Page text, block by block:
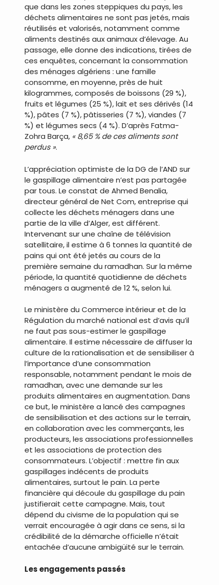
que dans les zones steppiques du pays, les
déchets alimentaires ne sont pas jetés, mais
réutilisés et valorisés, notamment comme
aliments destinés aux animaux d’élevage. Au
passage, elle donne des indications, tirées de
ces enquêtes, concernant la consommation
des ménages algériens : une famille
consomme, en moyenne, près de huit
kilogrammes, composés de boissons (29 %),
fruits et légumes (25 %), lait et ses dérivés (14
%), pâtes (7 %), pâtisseries (7 %), viandes (7
%) et légumes secs (4 %). D’après Fatma-
Zohra Barça, « 8,65 % de ces aliments sont
perdus ».
L’appréciation optimiste de la DG de l’AND sur
le gaspillage alimentaire n’est pas partagée
par tous. Le constat de Ahmed Benalia,
directeur général de Net Com, entreprise qui
collecte les déchets ménagers dans une
partie de la ville d’Alger, est différent.
Intervenant sur une chaîne de télévision
satellitaire, il estime à 6 tonnes la quantité de
pains qui ont été jetés au cours de la
première semaine du ramadhan. Sur la même
période, la quantité quotidienne de déchets
ménagers a augmenté de 12 %, selon lui.
Le ministère du Commerce intérieur et de la
Régulation du marché national est d’avis qu’il
ne faut pas sous-estimer le gaspillage
alimentaire. Il estime nécessaire de diffuser la
culture de la rationalisation et de sensibiliser à
l’importance d’une consommation
responsable, notamment pendant le mois de
ramadhan, avec une demande sur les
produits alimentaires en augmentation. Dans
ce but, le ministère a lancé des campagnes
de sensibilisation et des actions sur le terrain,
en collaboration avec les commerçants, les
producteurs, les associations professionnelles
et les associations de protection des
consommateurs. L’objectif : mettre fin aux
gaspillages indécents de produits
alimentaires, surtout le pain. La perte
financière qui découle du gaspillage du pain
justifierait cette campagne. Mais, tout
dépend du civisme de la population qui se
verrait encouragée à agir dans ce sens, si la
crédibilité de la démarche officielle n’était
entachée d’aucune ambigüité sur le terrain.
Les engagements passés